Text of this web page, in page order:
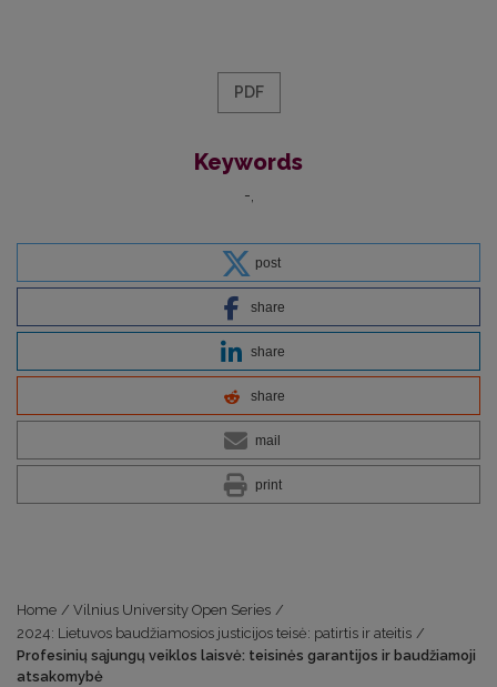
PDF
Keywords
-
post
share
share
share
mail
print
Home / Vilnius University Open Series /
2024: Lietuvos baudžiamosios justicijos teisė: patirtis ir ateitis /
Profesinių sąjungų veiklos laisvė: teisinės garantijos ir baudžiamoji
atsakomybė